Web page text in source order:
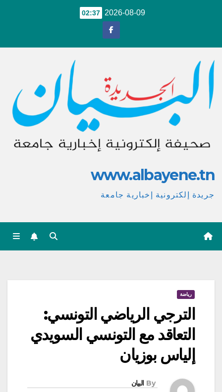
2026-08-09
02:37
www.albayene.tn
جريدة إلكترونية إخبارية جامعة
رياضة
الترجي الرياضي التونسي:
التعاقد مع التونسي السويدي
إلياس بوزيان
By البيان